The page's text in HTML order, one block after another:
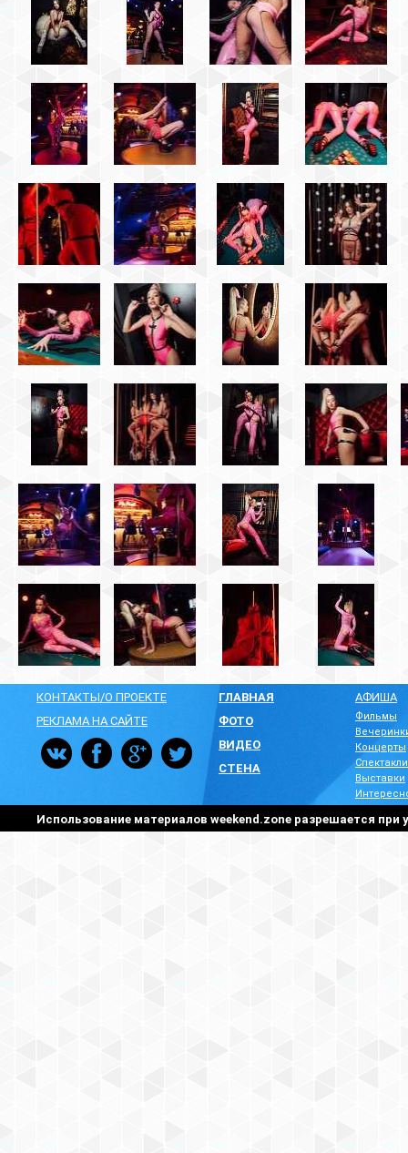
КОНТАКТЫ/О ПРОЕКТЕ
РЕКЛАМА НА САЙТЕ
ГЛАВНАЯ
ФОТО
ВИДЕО
СТЕНА
АФИША
Фильмы
Концерты
Спектакли
Выставки
Использование материалов weekend.zone разрешается